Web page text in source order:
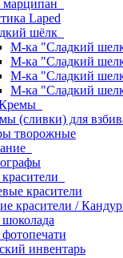
марципан
Laped
шёлк
М-ка "Сладкий
М-ка "Сладкий
М-ка "Сладкий
М-ка "Сладкий
(сливки) для
творожные
красители
красители /
инвентарь